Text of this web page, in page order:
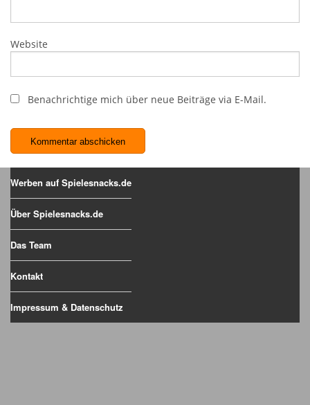
Website
Benachrichtige mich über neue Beiträge via E-Mail.
Werben auf Spielesnacks.de
Über Spielesnacks.de
Das Team
Kontakt
Impressum & Datenschutz